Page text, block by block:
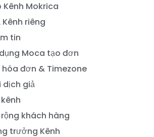
Kênh Mokrica
Kênh riêng
tin
Moca tạo đơn
hóa đơn & Timezone
dịch giả
khách hàng
trưởng Kênh
Hoàn lại ngân
Moca